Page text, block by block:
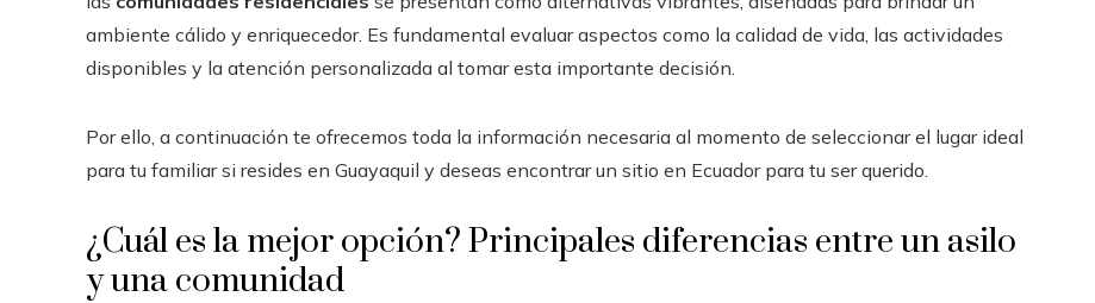
ambiente cálido y enriquecedor. Es fundamental evaluar aspectos como la calidad de vida, las actividades
disponibles y la atención personalizada al tomar esta importante decisión.
Por ello, a continuación te ofrecemos toda la información necesaria al momento de seleccionar el lugar ideal
para tu familiar si resides en Guayaquil y deseas encontrar un sitio en Ecuador para tu ser querido.
¿Cuál es la mejor opción? Principales diferencias entre un asilo
y una comunidad